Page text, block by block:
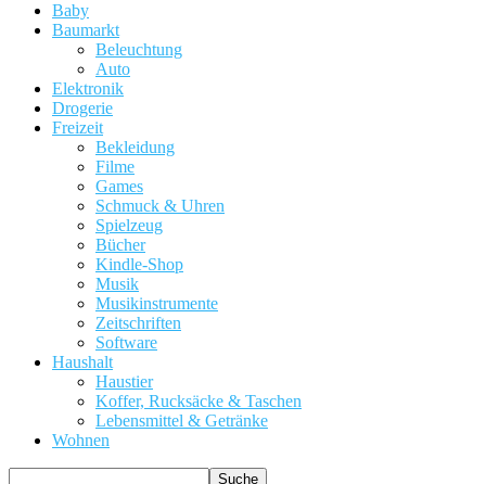
Baby
Baumarkt
Beleuchtung
Auto
Elektronik
Drogerie
Freizeit
Bekleidung
Filme
Games
Schmuck & Uhren
Spielzeug
Bücher
Kindle-Shop
Musik
Musikinstrumente
Zeitschriften
Software
Haushalt
Haustier
Koffer, Rucksäcke & Taschen
Lebensmittel & Getränke
Wohnen